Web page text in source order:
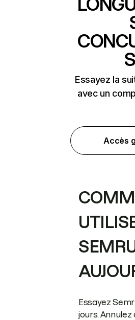
Essayez la
avec un
Accès
Essayez
jours.